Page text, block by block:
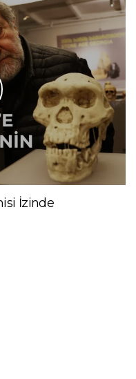
İzinde